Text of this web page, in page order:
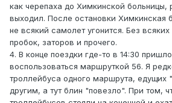
как черепаха до Химкинской больницы,
выходил. После остановки Химкинская
не всякий самолет угонится. Без всяких
пробок, заторов и прочего.
4. В конце поездки где-то в 14:30
воспользоваться маршруткой 56. Я
троллейбуса одного маршрута, едущих
другим, а тут блин "повезло". При том,